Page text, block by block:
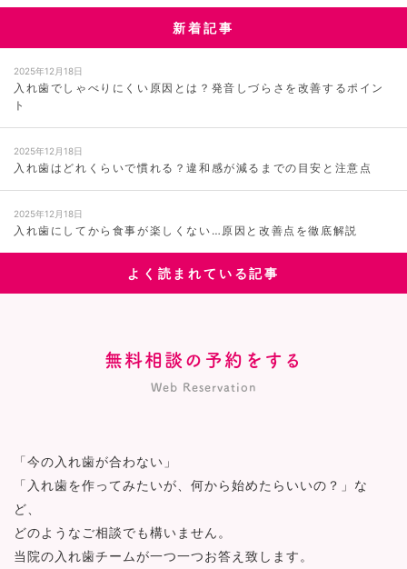
新着記事
2025年12月18日
入れ歯でしゃべりにくい原因とは？発音しづらさを改善するポイン
ト
2025年12月18日
入れ歯はどれくらいで慣れる？違和感が減るまでの目安と注意点
2025年12月18日
入れ歯にしてから食事が楽しくない…原因と改善点を徹底解説
よく読まれている記事
無料相談の予約をする
Web Reservation
「今の入れ歯が合わない」
「入れ歯を作ってみたいが、何から始めたらいいの？」な
ど、
どのようなご相談でも構いません。
当院の入れ歯チームが一つ一つお答え致します。